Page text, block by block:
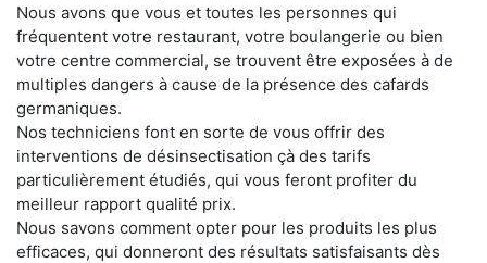
Nous avons que vous et toutes les personnes qui
fréquentent votre restaurant, votre boulangerie ou bien
votre centre commercial, se trouvent être exposées à de
multiples dangers à cause de la présence des cafards
germaniques.
Nos techniciens font en sorte de vous offrir des
interventions de désinsectisation çà des tarifs
particulièrement étudiés, qui vous feront profiter du
meilleur rapport qualité prix.
Nous savons comment opter pour les produits les plus
efficaces, qui donneront des résultats satisfaisants dès